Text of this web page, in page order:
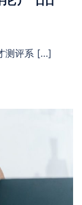
测评系 […]